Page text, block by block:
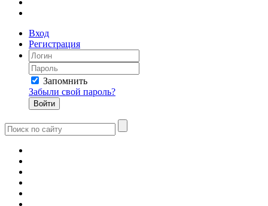
Вход
Регистрация
Запомнить
Забыли свой пароль?